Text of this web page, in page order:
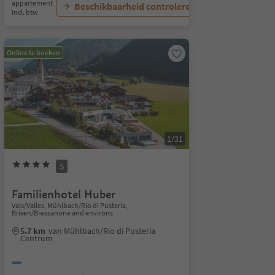
appartement
Incl. btw
Beschikbaarheid controleren
Online te boeken
1/31
S
Familienhotel Huber
Vals/Valles, Mühlbach/Rio di Pusteria,
Brixen/Bressanone and environs
5.7 km van Mühlbach/Rio di Pusteria
Centrum